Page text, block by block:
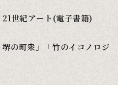
世紀アート(電子書籍)
の町衆」「竹のイコノロジ